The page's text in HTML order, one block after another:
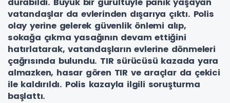
durabildi. Büyük bir gürültüyle panik yaşayan
vatandaşlar da evlerinden dışarıya çıktı. Polis
olay yerine gelerek güvenlik önlemi alıp,
sokağa çıkma yasağının devam ettiğini
hatırlatarak, vatandaşların evlerine dönmeleri
çağrısında bulundu. TIR sürücüsü kazada yara
almazken, hasar gören TIR ve araçlar da çekici
ile kaldırıldı. Polis kazayla ilgili soruşturma
başlattı.